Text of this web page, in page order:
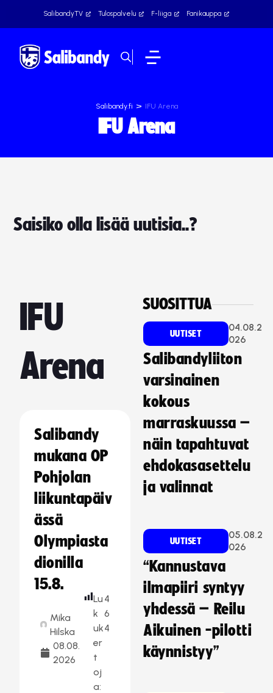
SalibandyTV Tulospalvelu F-liiga Fanikauppa
Salibandy.fi > IFU Arena
IFU Arena
Saisiko olla lisää uutisia..?
IFU
Arena
Salibandy
mukana OP
Pohjolan
liikuntapäiv
ässä
Olympiasta
dionilla
15.8.
Mika
Hilska
08.08.
2026
Lu
k
uk
er
t
oj
a:
4
6
4
SUOSITTUA
UUTISET
04.08.2
026
Salibandyliiton
varsinainen
kokous
marraskuussa –
näin tapahtuvat
ehdokasasettelu
ja valinnat
UUTISET
05.08.2
026
“Kannustava
ilmapiiri syntyy
yhdessä – Reilu
Aikuinen -pilotti
käynnistyy”